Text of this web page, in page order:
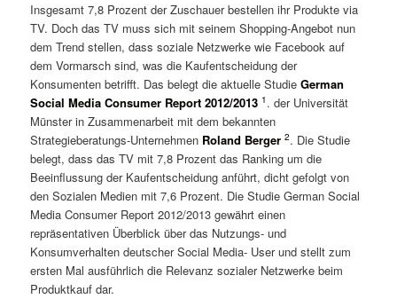
Insgesamt 7,8 Prozent der Zuschauer bestellen ihr Produkte via
TV. Doch das TV muss sich mit seinem Shopping-Angebot nun
dem Trend stellen, dass soziale Netzwerke wie Facebook auf
dem Vormarsch sind, was die Kaufentscheidung der
Konsumenten betrifft. Das belegt die aktuelle Studie German
Social Media Consumer Report 2012/2013 1 . der Universität
Münster in Zusammenarbeit mit dem bekannten
Strategieberatungs-Unternehmen Roland Berger 2. Die Studie
belegt, dass das TV mit 7,8 Prozent das Ranking um die
Beeinflussung der Kaufentscheidung anführt, dicht gefolgt von
den Sozialen Medien mit 7,6 Prozent. Die Studie German Social
Media Consumer Report 2012/2013 gewährt einen
repräsentativen Überblick über das Nutzungs- und
Konsumverhalten deutscher Social Media- User und stellt zum
ersten Mal ausführlich die Relevanz sozialer Netzwerke beim
Produktkauf dar.